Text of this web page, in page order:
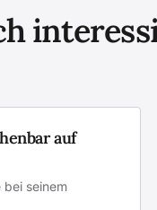
auf
bei seinem